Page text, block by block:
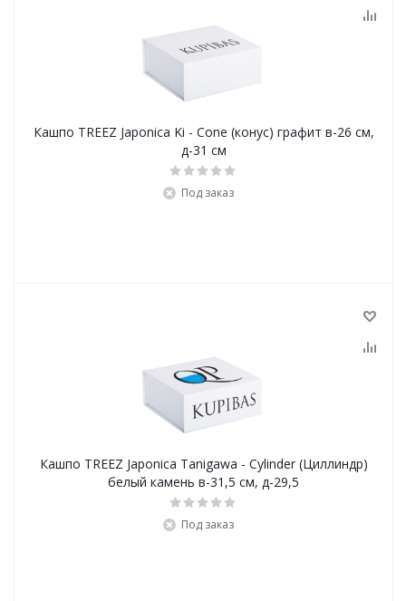
Кашпо TREEZ Japonica Ki - Cone (конус) графит в-26 см,
д-31 см
Под заказ
Кашпо TREEZ Japonica Tanigawa - Cylinder (Циллиндр)
белый камень в-31,5 см, д-29,5
Под заказ